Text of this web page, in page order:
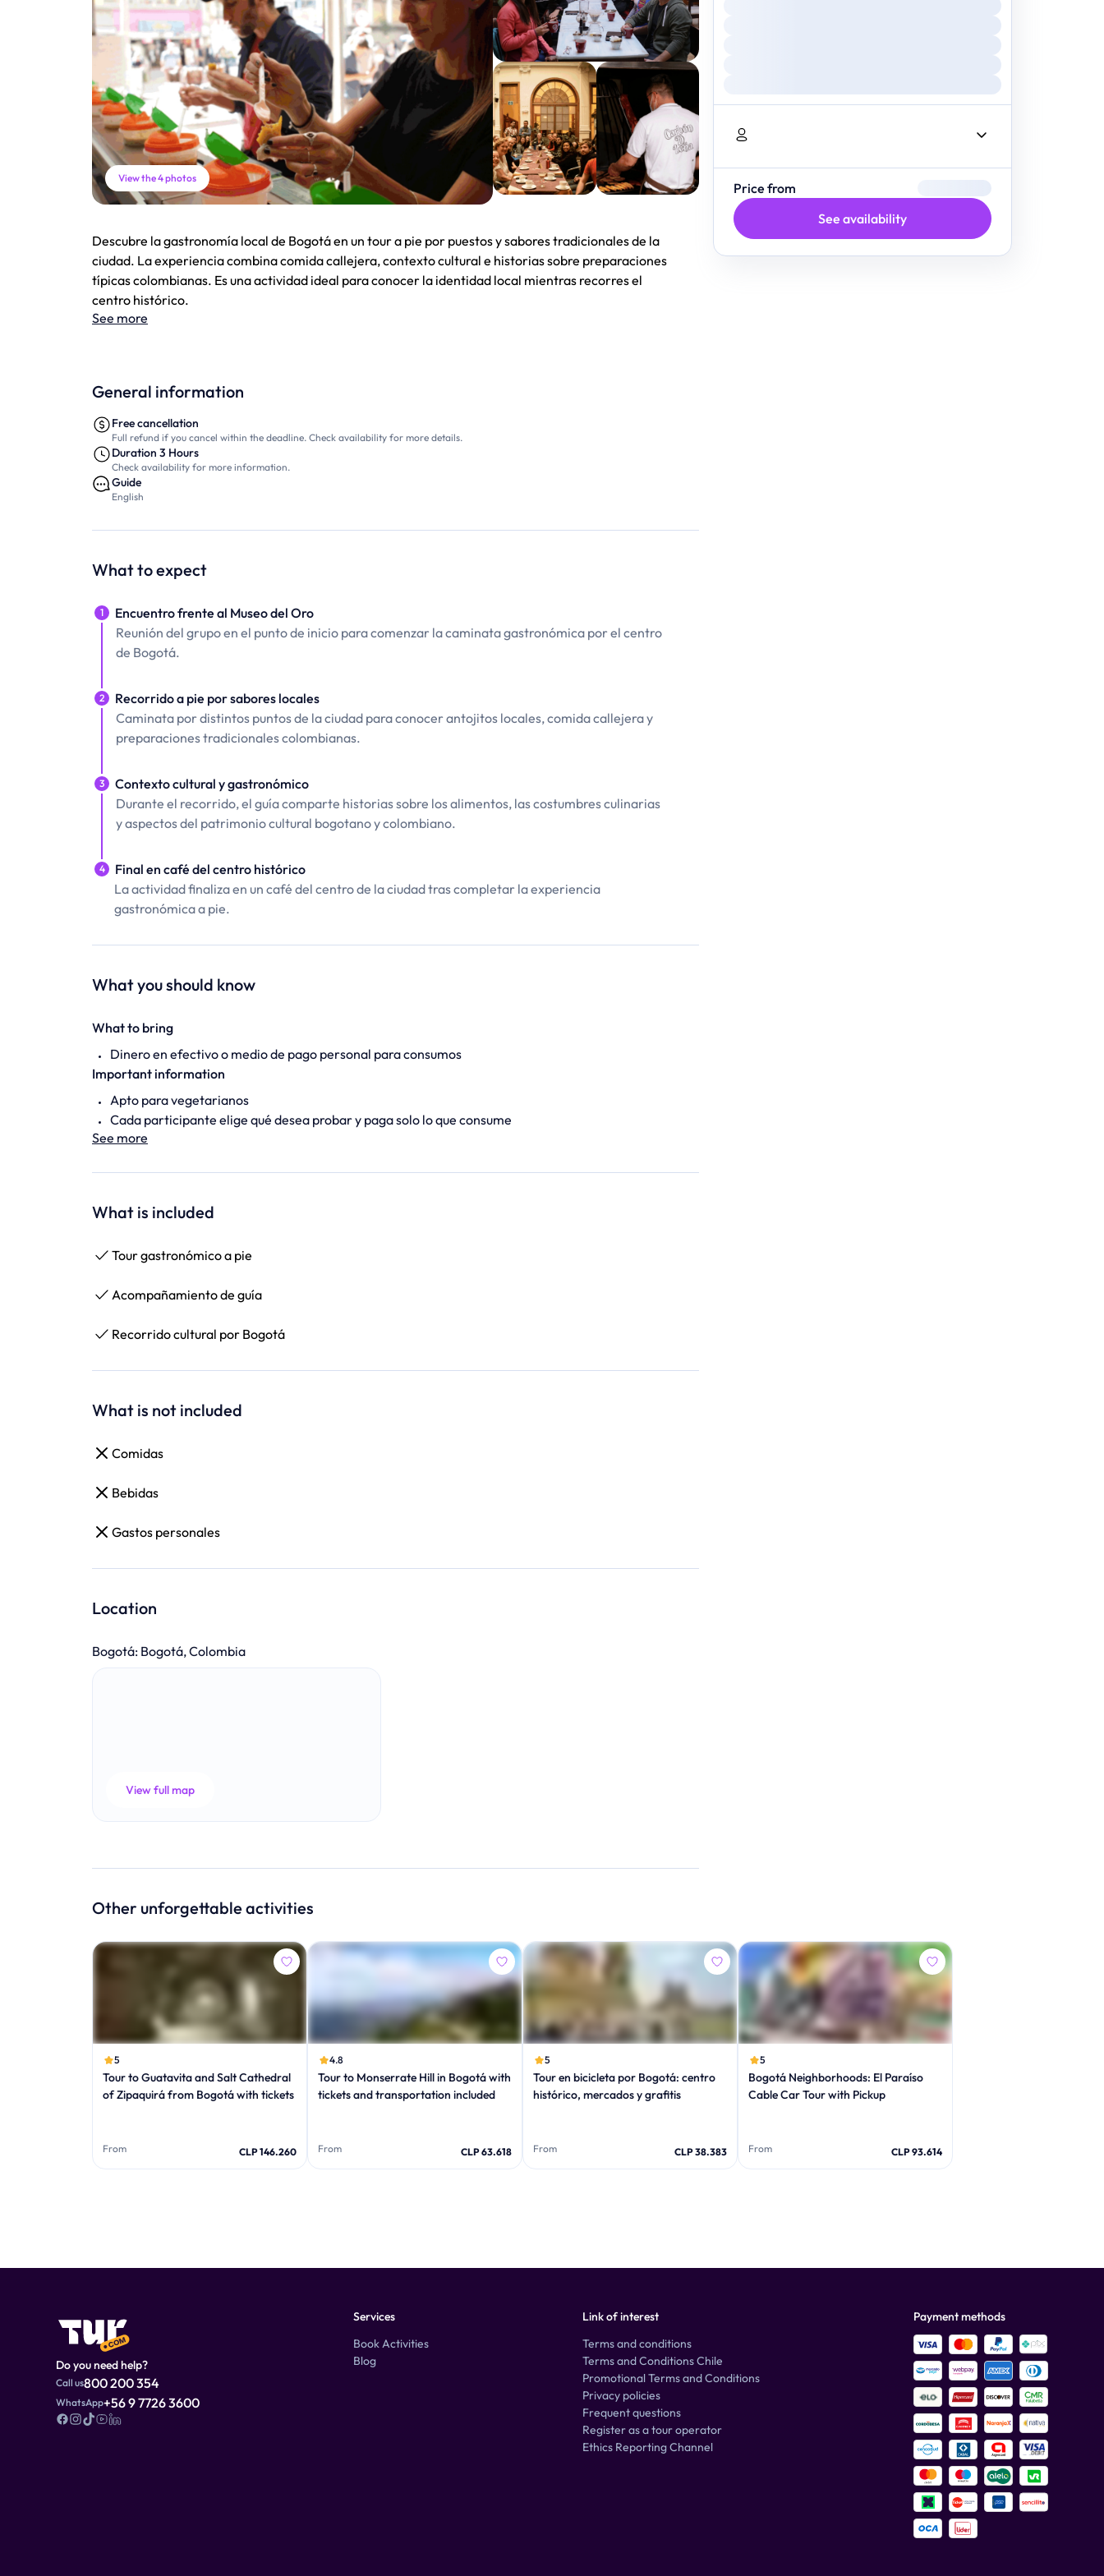
View the 4 photos
Descubre la gastronomía local de Bogotá en un tour a pie por puestos y sabores tradicionales de la
ciudad. La experiencia combina comida callejera, contexto cultural e historias sobre preparaciones
típicas colombianas. Es una actividad ideal para conocer la identidad local mientras recorres el
centro histórico.
See more
General information
Free cancellation
Full refund if you cancel within the deadline. Check availability for more details.
Duration 3 Hours
Check availability for more information.
Guide
English
What to expect
1
Encuentro frente al Museo del Oro
Reunión del grupo en el punto de inicio para comenzar la caminata gastronómica por el centro
de Bogotá.
2
Recorrido a pie por sabores locales
Caminata por distintos puntos de la ciudad para conocer antojitos locales, comida callejera y
preparaciones tradicionales colombianas.
3
Contexto cultural y gastronómico
Durante el recorrido, el guía comparte historias sobre los alimentos, las costumbres culinarias
y aspectos del patrimonio cultural bogotano y colombiano.
4
Final en café del centro histórico
La actividad finaliza en un café del centro de la ciudad tras completar la experiencia
gastronómica a pie.
What you should know
What to bring
Dinero en efectivo o medio de pago personal para consumos
Important information
Apto para vegetarianos
Cada participante elige qué desea probar y paga solo lo que consume
See more
What is included
Tour gastronómico a pie
Acompañamiento de guía
Recorrido cultural por Bogotá
What is not included
Comidas
Bebidas
Gastos personales
Location
Bogotá: Bogotá, Colombia
View full map
Price from
See availability
Other unforgettable activities
5
Tour to Guatavita and Salt Cathedral
of Zipaquirá from Bogotá with tickets
From CLP 146.260
4.8
Tour to Monserrate Hill in Bogotá with
tickets and transportation included
From CLP 63.618
5
Tour en bicicleta por Bogotá: centro
histórico, mercados y grafitis
From CLP 38.383
5
Bogotá Neighborhoods: El Paraíso
Cable Car Tour with Pickup
From CLP 93.614
Do you need help?
Call us800 200 354
WhatsApp+56 9 7726 3600
Services
Book Activities
Blog
Link of interest
Terms and conditions
Terms and Conditions Chile
Promotional Terms and Conditions
Privacy policies
Frequent questions
Register as a tour operator
Ethics Reporting Channel
Payment methods